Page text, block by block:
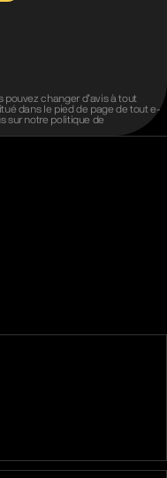
pouvez changer d’avis à tout
dans le pied de page de tout e-
sur notre politique de